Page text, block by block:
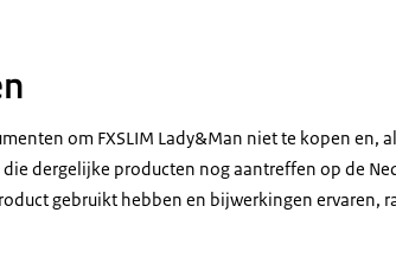
om FXSLIM Lady&Man niet te kopen en,
dergelijke producten nog aantreffen op de
gebruikt hebben en bijwerkingen ervaren,